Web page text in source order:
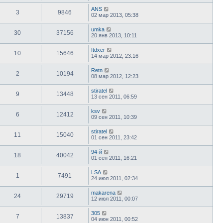
3 9846
ANS
02 мар 2013, 05:38
30 37156
umka
20 янв 2013, 10:11
10 15646
Itdxer
14 мар 2012, 23:16
2 10194
Retn
08 мар 2012, 12:23
9 13448
stiratel
13 сен 2011, 06:59
6 12412
ksv
09 сен 2011, 10:39
11 15040
stiratel
01 сен 2011, 23:42
18 40042
94-й
01 сен 2011, 16:21
1 7491
LSA
24 июл 2011, 02:34
24 29719
makarena
12 июл 2011, 00:07
7 13837
305
04 июн 2011, 00:52